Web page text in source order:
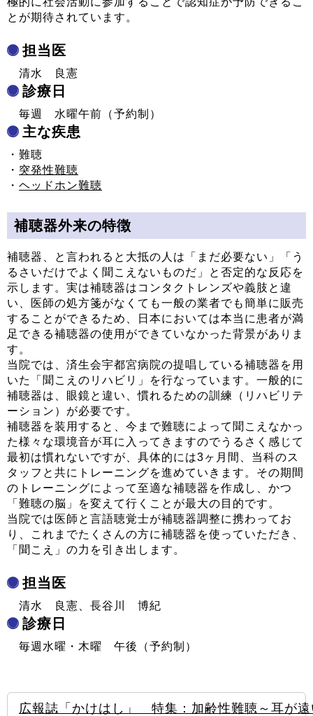
とが期待されています。
担当医
清水 良憲
診療日
毎週 水曜午前（予約制）
主な疾患
・難聴
・ 突発性難聴
・ ヘッドホン難聴
補聴器外来の特徴
補聴器、と言われると大抵の人は「まだ必要ない」「う
るさいだけでよく聞こえないものだ」と否定的な反応を
示します。実は補聴器はコンタクトレンズや義肢と違
い、医師の処方箋がなくても一般の業者でも簡単に販売
することができるため、日本においては本当に患者が満
足できる補聴器の使用ができていなかった背景がありま
す。
当院では、済生会宇都宮病院の提唱している補聴器を用
いた「聞こえのリハビリ」を行なっています。一般的に
補聴器は、眼鏡と違い、慣れるための訓練（リハビリテ
ーション）が必要です。
補聴器を装用すると、今まで難聴によって聞こえなかっ
た様々な環境音が耳に入ってきますのでうるさく感じて
最初は慣れないですが、具体的には3ヶ月間、当科のス
タッフと共にトレーニングを進めていきます。その期間
のトレーニングによって至適な補聴器を作成し、かつ
「難聴の脳」を変えて行くことが最大の目的です。
当院では医師と言語聴覚士が補聴器調整に携わってお
り、これまでたくさんの方に補聴器を使っていただき、
「聞こえ」の力を引き出します。
担当医
清水 良憲、長谷川 博紀
診療日
毎週水曜・木曜 午後（予約制）
広報誌「かけはし」 特集：加齢性難聴～耳が